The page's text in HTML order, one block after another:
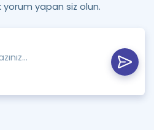
yorum yapan siz olun.